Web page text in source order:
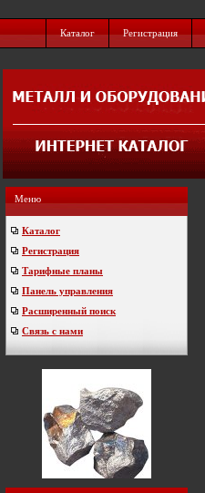
Каталог Регистрация
Меню
Каталог
Регистрация
Тарифные планы
Панель управления
Расширенный поиск
Связь с нами